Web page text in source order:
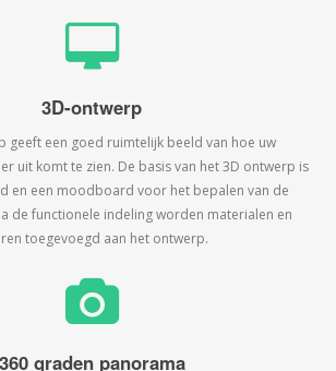
3D-ontwerp
geeft een goed ruimtelijk beeld van hoe uw
uit komt te zien. De basis van het 3D ontwerp is
en een moodboard voor het bepalen van de
de functionele indeling worden materialen en
toegevoegd aan het ontwerp.
360 graden panorama